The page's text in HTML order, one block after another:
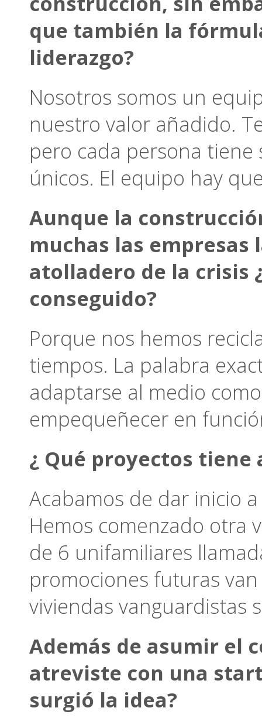
que también la
liderazgo?
Nosotros somos un
nuestro valor añadido.
pero cada persona
únicos. El equipo hay
Aunque la
muchas las
atolladero de la crisis
conseguido?
Porque nos hemos
tiempos. La palabra
adaptarse al medio
empequeñecer en
¿ Qué proyectos
Acabamos de dar inicio
Hemos comenzado otra
de 6 unifamiliares
promociones futuras
viviendas vanguardistas
Además de asumir el
atreviste con una
surgió la idea?